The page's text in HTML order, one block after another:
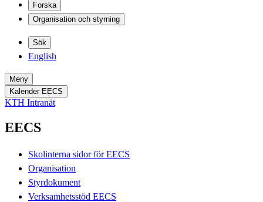
Forska
Organisation och styrning
Sök
English
Meny
Kalender EECS
KTH Intranät
EECS
Skolinterna sidor för EECS
Organisation
Styrdokument
Verksamhetsstöd EECS